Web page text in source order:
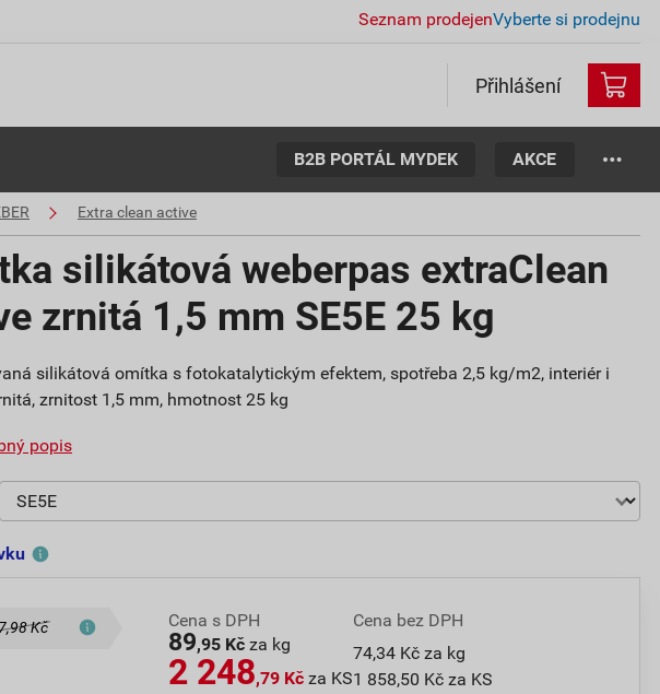
Seznam prodejenVyberte si prodejnu
Přihlášení
B2B PORTÁL MYDEK AKCE
Extra clean active
silikátová weberpas extraClean
zrnitá 1,5 mm SE5E 25 kg
silikátová omítka s fotokatalytickým efektem, spotřeba 2,5 kg/m2, interiér i
zrnitost 1,5 mm, hmotnost 25 kg
popis
Kč Cena s DPH
89,95 Kč za kg
2 248,79 Kč za KS
Cena bez DPH
74,34 Kč za kg
1 858,50 Kč za KS